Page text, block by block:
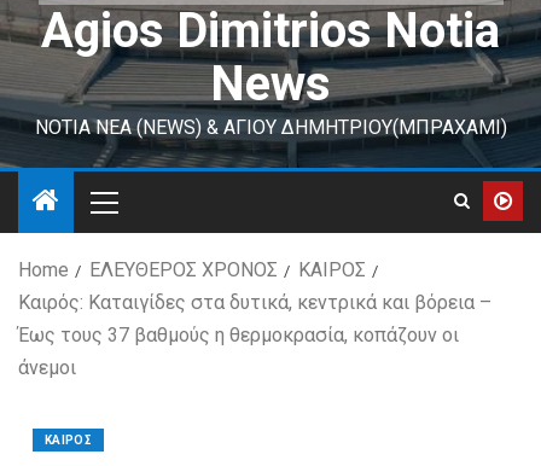
Agios Dimitrios Notia
News
ΝΟΤΙΑ ΝΕΑ (NEWS) & ΑΓΙΟΥ ΔΗΜΗΤΡΙΟΥ(ΜΠΡΑΧΑΜΙ)
Home ΕΛΕΥΘΕΡΟΣ ΧΡΟΝΟΣ
ΚΑΙΡΟΣ
Καιρός: Καταιγίδες στα δυτικά, κεντρικά και βόρεια –
Έως τους 37 βαθμούς η θερμοκρασία, κοπάζουν οι
άνεμοι
ΚΑΙΡΟΣ